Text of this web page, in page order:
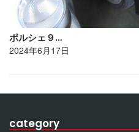
ポルシェ９…
2024年6月17日
category